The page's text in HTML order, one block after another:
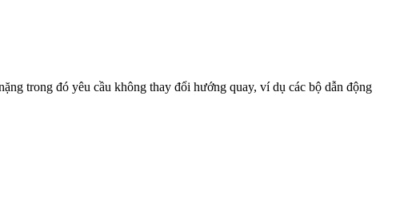
trong đó yêu cầu không thay đổi hướng quay, ví dụ các bộ dẫn động